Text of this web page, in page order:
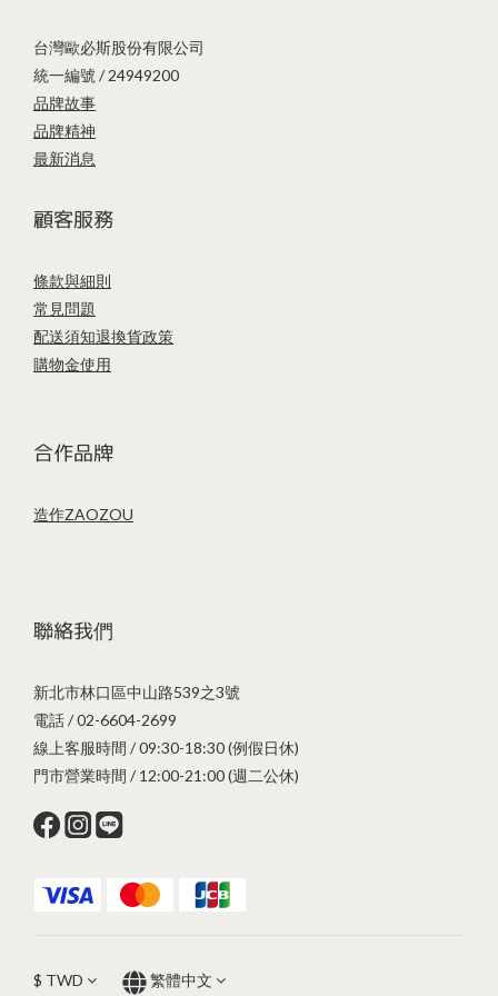
台灣歐必斯股份有限公司
統一編號 / 24949200
品牌故事
品牌精神
最新消息
顧客服務
條款與細則
常見問題
配送須知退換貨政策
購物金使用
合作品牌
造作ZAOZOU
聯絡我們
新北市林口區中山路539之3號
電話 / 02-6604-2699
線上客服時間 / 09:30-18:30 (例假日休)
門市營業時間 / 12:00-21:00 (週二公休)
$ TWD 繁體中文